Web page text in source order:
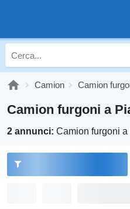
Camion Camion
Camion furgoni a
2 annunci: Camion furgoni a